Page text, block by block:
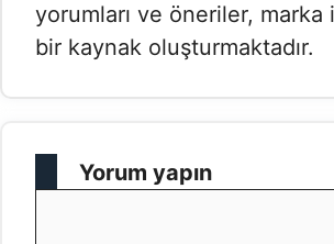
yorumları ve öneriler, marka
bir kaynak oluşturmaktadır.
Yorum yapın